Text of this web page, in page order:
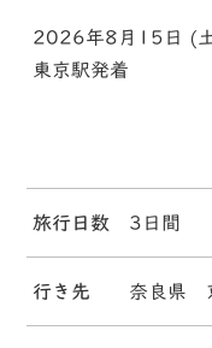
2026年8月15日 (
東京駅発着
旅行日数 3日間
行き先 奈良県